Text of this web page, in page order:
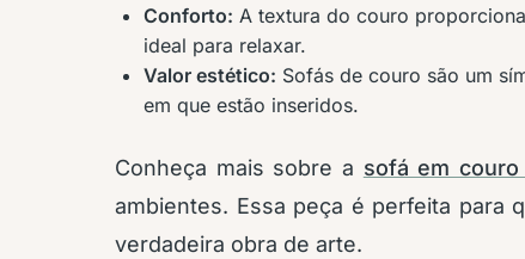
Conforto: A textura do couro
ideal para relaxar.
Valor estético: Sofás de couro são um
em que estão inseridos.
Conheça mais sobre a sofá em couro
ambientes. Essa peça é perfeita para
verdadeira obra de arte.